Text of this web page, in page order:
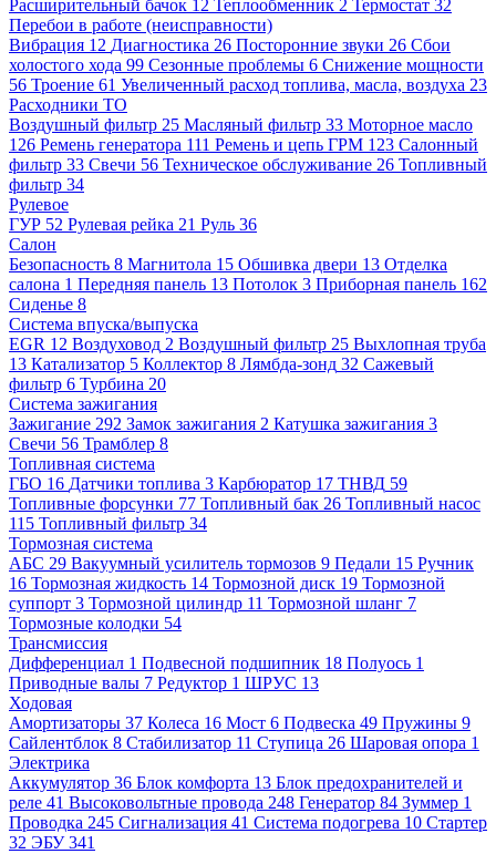
Расширительный бачок 12 Теплообменник 2 Термостат 32
Перебои в работе (неисправности)
Вибрация 12 Диагностика 26 Посторонние звуки 26 Сбои
холостого хода 99 Сезонные проблемы 6 Снижение мощности
56 Троение 61 Увеличенный расход топлива, масла, воздуха 23
Расходники ТО
Воздушный фильтр 25 Масляный фильтр 33 Моторное масло
126 Ремень генератора 111 Ремень и цепь ГРМ 123 Салонный
фильтр 33 Свечи 56 Техническое обслуживание 26 Топливный
фильтр 34
Рулевое
ГУР 52 Рулевая рейка 21 Руль 36
Салон
Безопасность 8 Магнитола 15 Обшивка двери 13 Отделка
салона 1 Передняя панель 13 Потолок 3 Приборная панель 162
Сиденье 8
Система впуска/выпуска
EGR 12 Воздуховод 2 Воздушный фильтр 25 Выхлопная труба
13 Катализатор 5 Коллектор 8 Лямбда-зонд 32 Сажевый
фильтр 6 Турбина 20
Система зажигания
Зажигание 292 Замок зажигания 2 Катушка зажигания 3
Свечи 56 Трамблер 8
Топливная система
ГБО 16 Датчики топлива 3 Карбюратор 17 ТНВД 59
Топливные форсунки 77 Топливный бак 26 Топливный насос
115 Топливный фильтр 34
Тормозная система
АБС 29 Вакуумный усилитель тормозов 9 Педали 15 Ручник
16 Тормозная жидкость 14 Тормозной диск 19 Тормозной
суппорт 3 Тормозной цилиндр 11 Тормозной шланг 7
Тормозные колодки 54
Трансмиссия
Дифференциал 1 Подвесной подшипник 18 Полуось 1
Приводные валы 7 Редуктор 1 ШРУС 13
Ходовая
Амортизаторы 37 Колеса 16 Мост 6 Подвеска 49 Пружины 9
Сайлентблок 8 Стабилизатор 11 Ступица 26 Шаровая опора 1
Электрика
Аккумулятор 36 Блок комфорта 13 Блок предохранителей и
реле 41 Высоковольтные провода 248 Генератор 84 Зуммер 1
Проводка 245 Сигнализация 41 Система подогрева 10 Стартер
32 ЭБУ 341